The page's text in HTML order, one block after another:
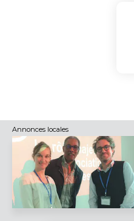
Annonces locales